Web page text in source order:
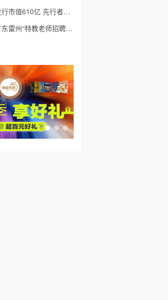
特稿｜宇树发行市值610亿 先行者的加速和考验
火线评论｜广东雷州“特教老师招聘违规”很雷，仍有诸多疑点